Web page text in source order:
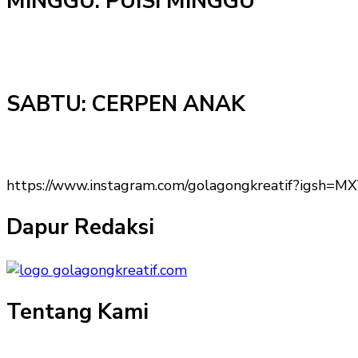
SABTU: CERPEN ANAK
https://www.instagram.com/
Dapur Redaksi
Tentang Kami